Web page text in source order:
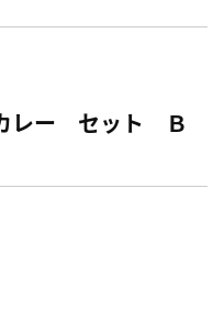
レー セット Ｂ